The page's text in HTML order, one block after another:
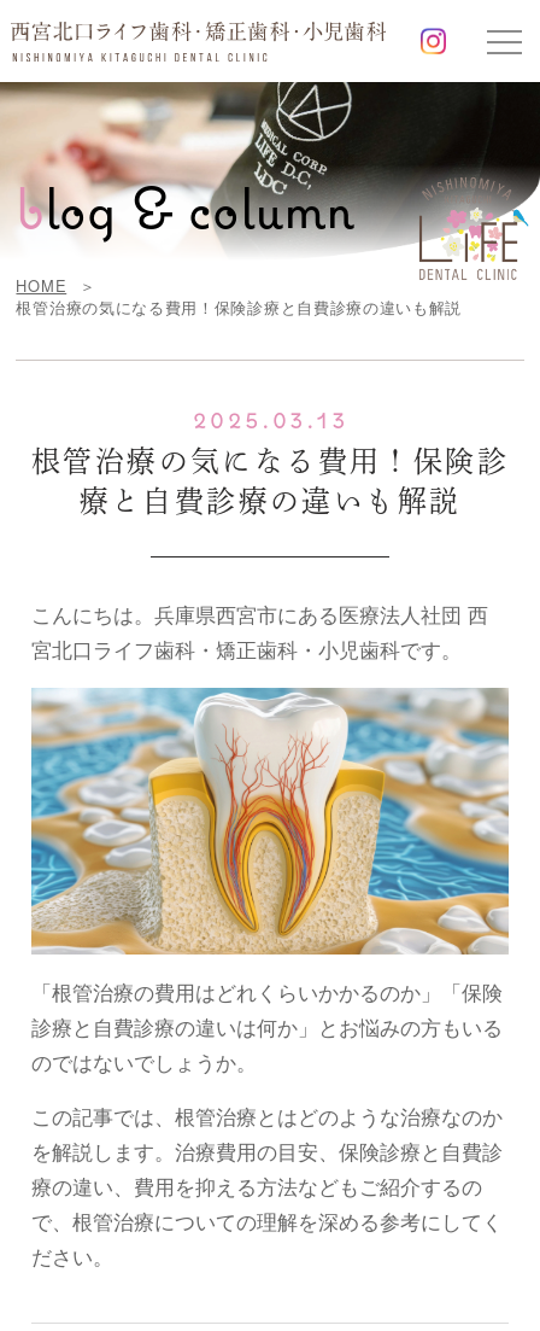
blog & column
HOME
根管治療の気になる費用！保険診療と自費診療の違いも解説
2025.03.13
根管治療の気になる費用！保険診
療と自費診療の違いも解説
こんにちは。兵庫県西宮市にある医療法人社団 西
宮北口ライフ歯科・矯正歯科・小児歯科です。
「根管治療の費用はどれくらいかかるのか」「保険
診療と自費診療の違いは何か」とお悩みの方もいる
のではないでしょうか。
この記事では、根管治療とはどのような治療なのか
を解説します。治療費用の目安、保険診療と自費診
療の違い、費用を抑える方法などもご紹介するの
で、根管治療についての理解を深める参考にしてく
ださい。